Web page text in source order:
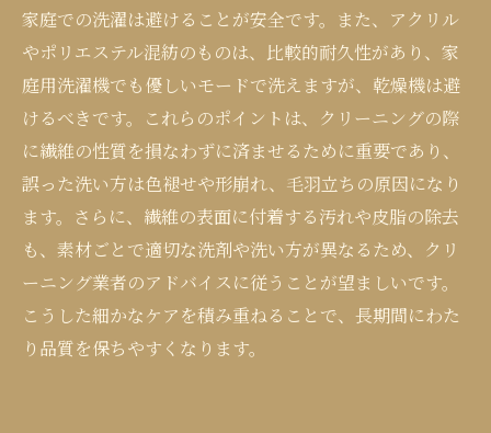
家庭での洗濯は避けることが安全です。また、アクリル
やポリエステル混紡のものは、比較的耐久性があり、家
庭用洗濯機でも優しいモードで洗えますが、乾燥機は避
けるべきです。これらのポイントは、クリーニングの際
に繊維の性質を損なわずに済ませるために重要であり、
誤った洗い方は色褪せや形崩れ、毛羽立ちの原因になり
ます。さらに、繊維の表面に付着する汚れや皮脂の除去
も、素材ごとで適切な洗剤や洗い方が異なるため、クリ
ーニング業者のアドバイスに従うことが望ましいです。
こうした細かなケアを積み重ねることで、長期間にわた
り品質を保ちやすくなります。